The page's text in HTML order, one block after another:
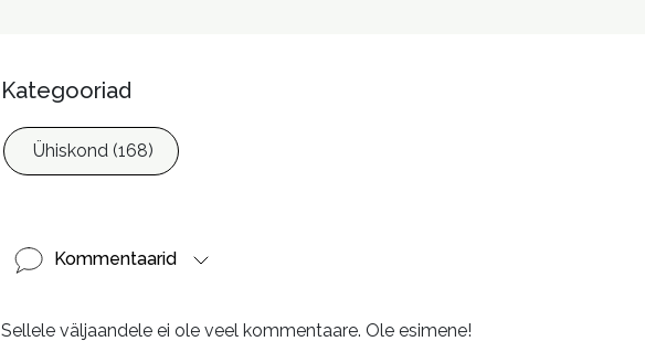
Kategooriad
Ühiskond (168)
Kommentaarid
Sellele väljaandele ei ole veel kommentaare. Ole esimene!